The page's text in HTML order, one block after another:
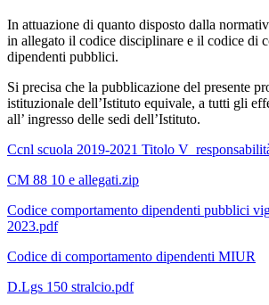
In attuazione di quanto disposto dalla
in allegato il codice disciplinare e il codice di
dipendenti pubblici.
Si precisa che la pubblicazione del presente
istituzionale dell’Istituto equivale, a tutti gli
all’ ingresso delle sedi dell’Istituto.
Ccnl scuola 2019-2021 Titolo V
CM 88 10 e allegati.zip
Codice comportamento dipendenti pubblici
2023.pdf
Codice di comportamento dipendenti MIUR
D.Lgs 150 stralcio.pdf